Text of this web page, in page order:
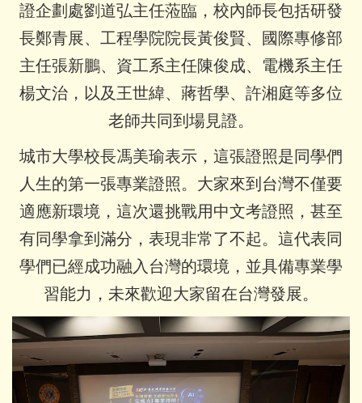
證企劃處劉道弘主任蒞臨，校內師長包括研發
長鄭青展、工程學院院長黃俊賢、國際專修部
主任張新鵬、資工系主任陳俊成、電機系主任
楊文治，以及王世緯、蔣哲學、許湘庭等多位
老師共同到場見證。
城市大學校長馮美瑜表示，這張證照是同學們
人生的第一張專業證照。大家來到台灣不僅要
適應新環境，這次還挑戰用中文考證照，甚至
有同學拿到滿分，表現非常了不起。這代表同
學們已經成功融入台灣的環境，並具備專業學
習能力，未來歡迎大家留在台灣發展。